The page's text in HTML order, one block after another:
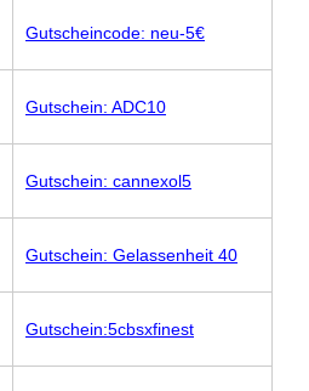
Gutscheincode: neu-5€
Gutschein: ADC10
Gutschein: cannexol5
Gutschein: Gelassenheit 40
Gutschein:5cbsxfinest